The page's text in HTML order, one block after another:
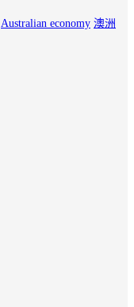
Australian economy 澳洲